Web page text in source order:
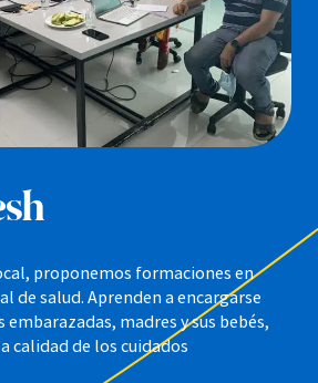
proponemos formaciones en
de salud. Aprenden a encargarse
madres y sus bebés,
calidad de los cuidados